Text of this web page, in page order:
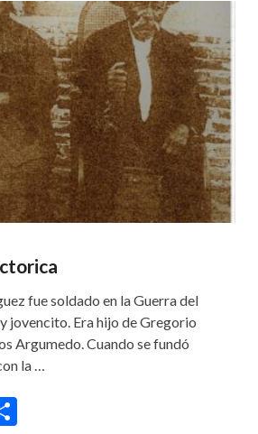
fue soldado en la Guerra del
jovencito. Era hijo de Gregorio
Argumedo. Cuando se fundó
la …